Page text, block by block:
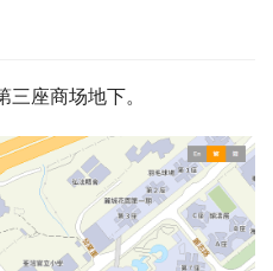
座商场地下。